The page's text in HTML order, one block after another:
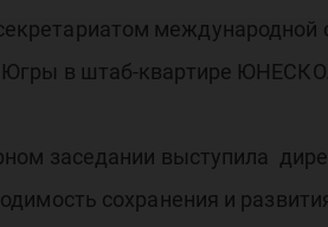
международной
в штаб-квартире ЮНЕСКО.
заседании выступила
сохранения и